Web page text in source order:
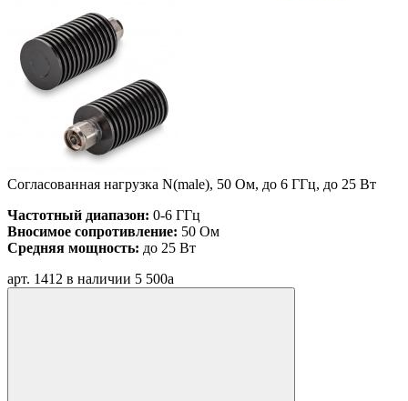
Согласованная нагрузка N(male), 50 Ом, до 6 ГГц, до 25 Вт
Частотный диапазон: 0-6 ГГц
Вносимое сопротивление: 50 Ом
Средняя мощность: до 25 Вт
арт. 1412 в наличии 5 500a